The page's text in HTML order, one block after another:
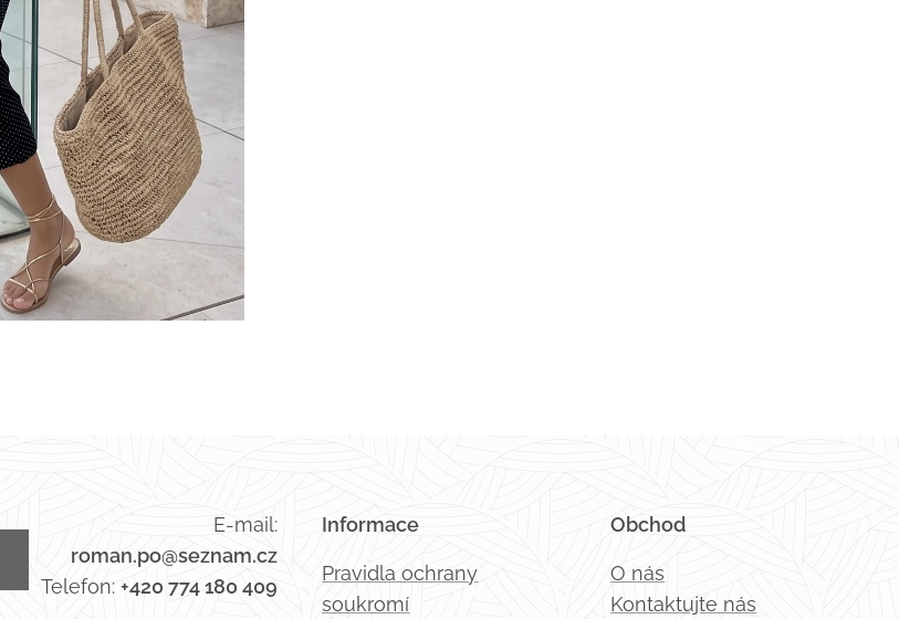
E-mail:
roman.po@seznam.cz
Telefon:+420 774 180 409
Informace
Pravidla ochrany
soukromí
Obchod
O nás
Kontaktujte nás